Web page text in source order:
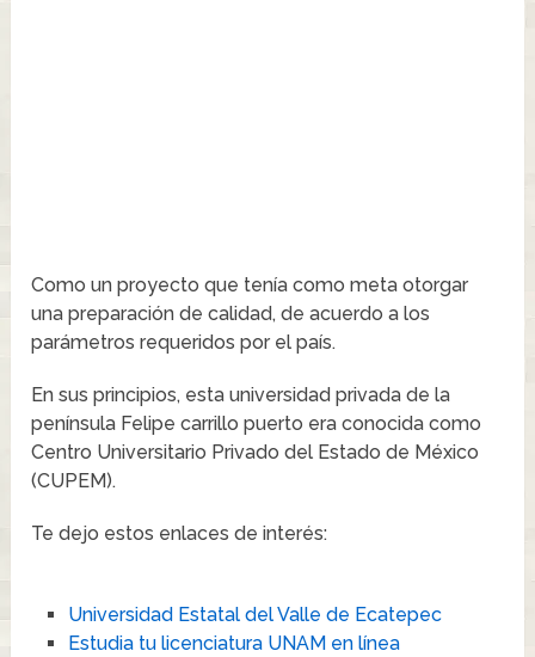
Como un proyecto que tenía como meta otorgar
una preparación de calidad, de acuerdo a los
parámetros requeridos por el país.
En sus principios, esta universidad privada de la
península Felipe carrillo puerto era conocida como
Centro Universitario Privado del Estado de México
(CUPEM).
Te dejo estos enlaces de interés:
Universidad Estatal del Valle de Ecatepec
Estudia tu licenciatura UNAM en línea